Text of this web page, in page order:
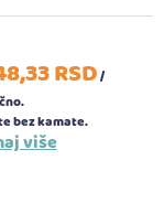
33RSD/
bez kamate.
više